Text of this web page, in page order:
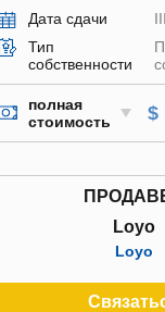
Дата сдачи
Тип
собственности
полная
стоимость
$
Loyo
Loyo